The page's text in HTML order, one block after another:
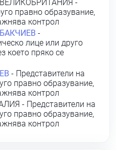
ВЕЛИКОБРИТАНИЯ -
правно образувание,
контрол
-
лице или друго
което пряко се
- Представители на
правно образувание,
контрол
- Представители на
правно образувание,
контрол